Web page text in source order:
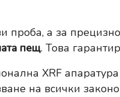
проба, а за
пещ. Това
XRF
на всички